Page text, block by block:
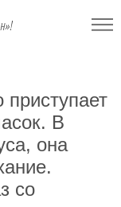
приступает
В
она
со